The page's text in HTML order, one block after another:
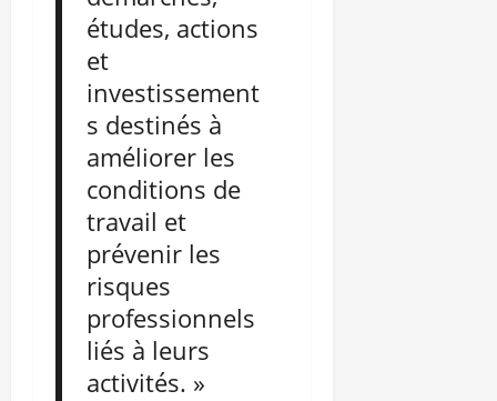
études, actions
et
investissement
s destinés à
améliorer les
conditions de
travail et
prévenir les
risques
professionnels
liés à leurs
activités. »